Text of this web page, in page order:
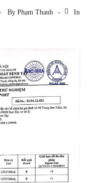
By Phạm Thanh
In